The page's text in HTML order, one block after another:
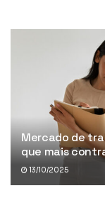
Mercado de
que mais
13/10/2025